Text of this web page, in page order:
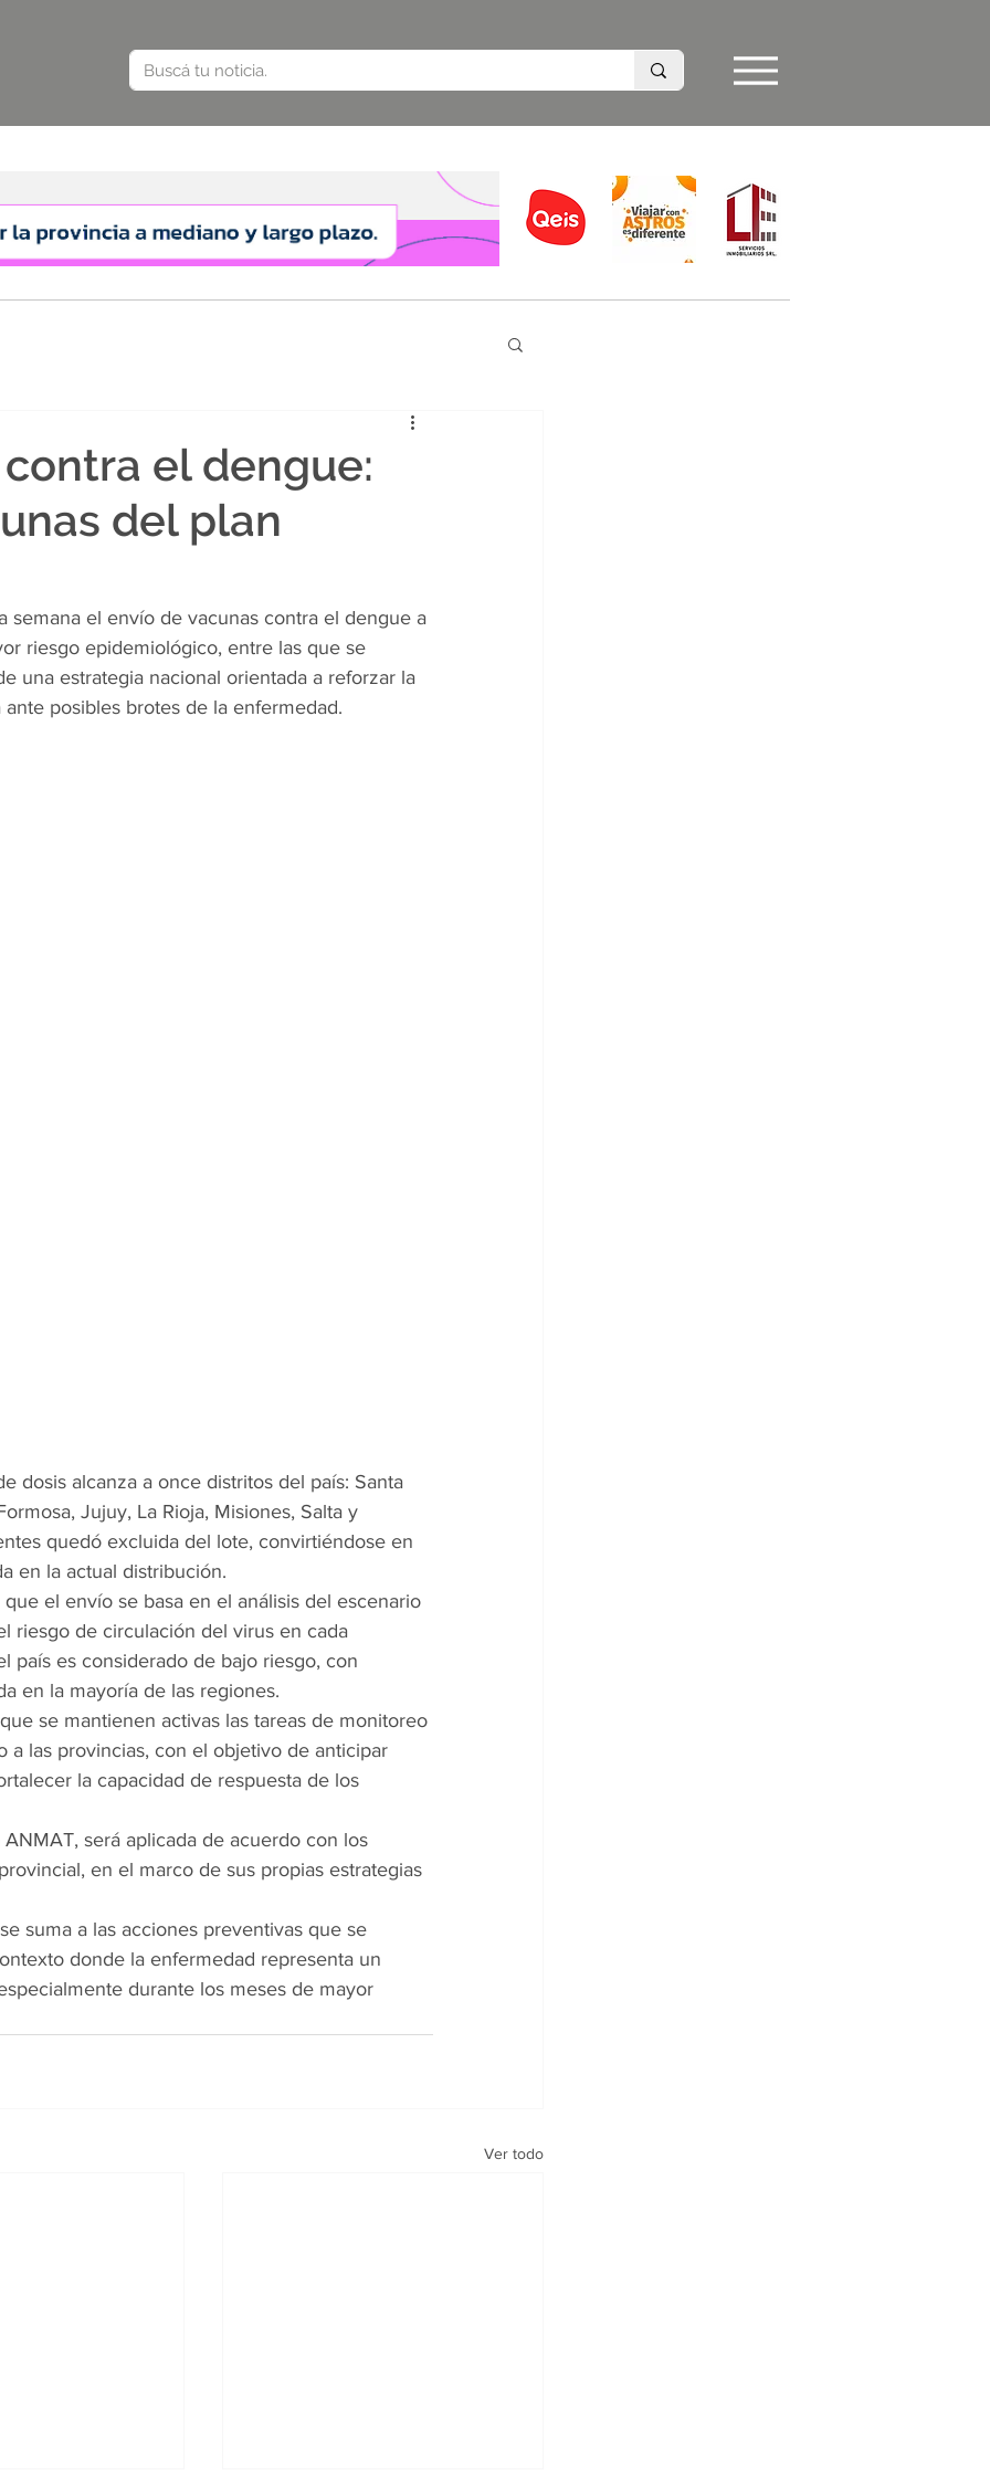
el dengue:
del plan
semana el envío de vacunas contra el dengue a
riesgo epidemiológico, entre las que se
una estrategia nacional orientada a reforzar la
posibles brotes de la enfermedad.
dosis alcanza a once distritos del país: Santa
Jujuy, La Rioja, Misiones, Salta y
quedó excluida del lote, convirtiéndose en
en la actual distribución.
el envío se basa en el análisis del escenario
riesgo de circulación del virus en cada
país es considerado de bajo riesgo, con
en la mayoría de las regiones.
se mantienen activas las tareas de monitoreo
las provincias, con el objetivo de anticipar
la capacidad de respuesta de los
será aplicada de acuerdo con los
en el marco de sus propias estrategias
suma a las acciones preventivas que se
donde la enfermedad representa un
durante los meses de mayor
Ver todo